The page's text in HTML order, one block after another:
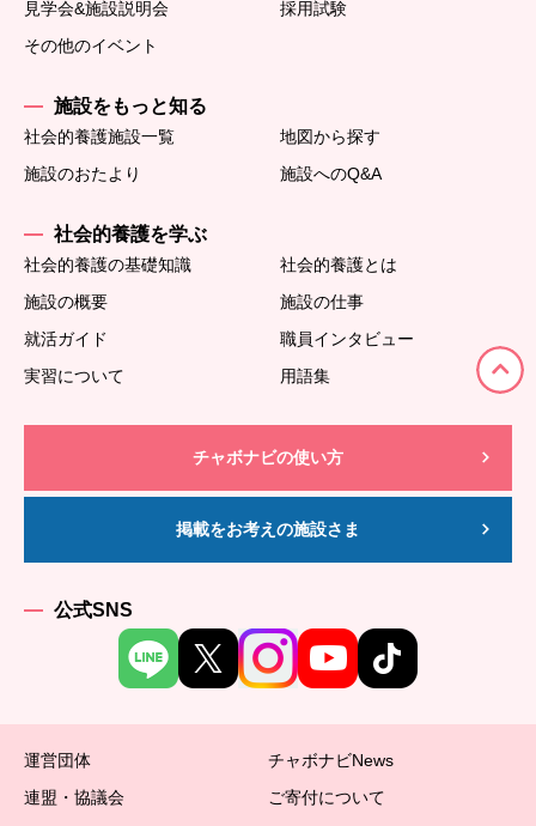
見学会&施設説明会
採用試験
その他のイベント
施設をもっと知る
社会的養護施設一覧
地図から探す
施設のおたより
施設へのQ&A
社会的養護を学ぶ
社会的養護の基礎知識
社会的養護とは
施設の概要
施設の仕事
就活ガイド
職員インタビュー
実習について
用語集
チャボナビの使い方
掲載をお考えの施設さま
公式SNS
運営団体
チャボナビNews
連盟・協議会
ご寄付について